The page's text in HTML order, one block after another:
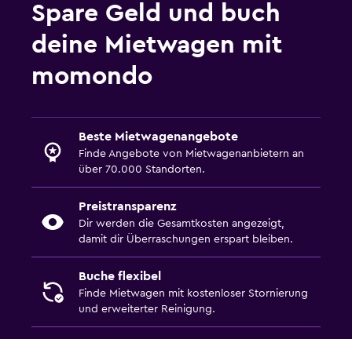
Spare Geld und buch
deine Mietwagen mit
momondo
Beste Mietwagenangebote
Finde Angebote von Mietwagenanbietern an
über 70.000 Standorten.
Preistransparenz
Dir werden die Gesamtkosten angezeigt,
damit dir Überraschungen erspart bleiben.
Buche flexibel
Finde Mietwagen mit kostenloser Stornierung
und erweiterter Reinigung.